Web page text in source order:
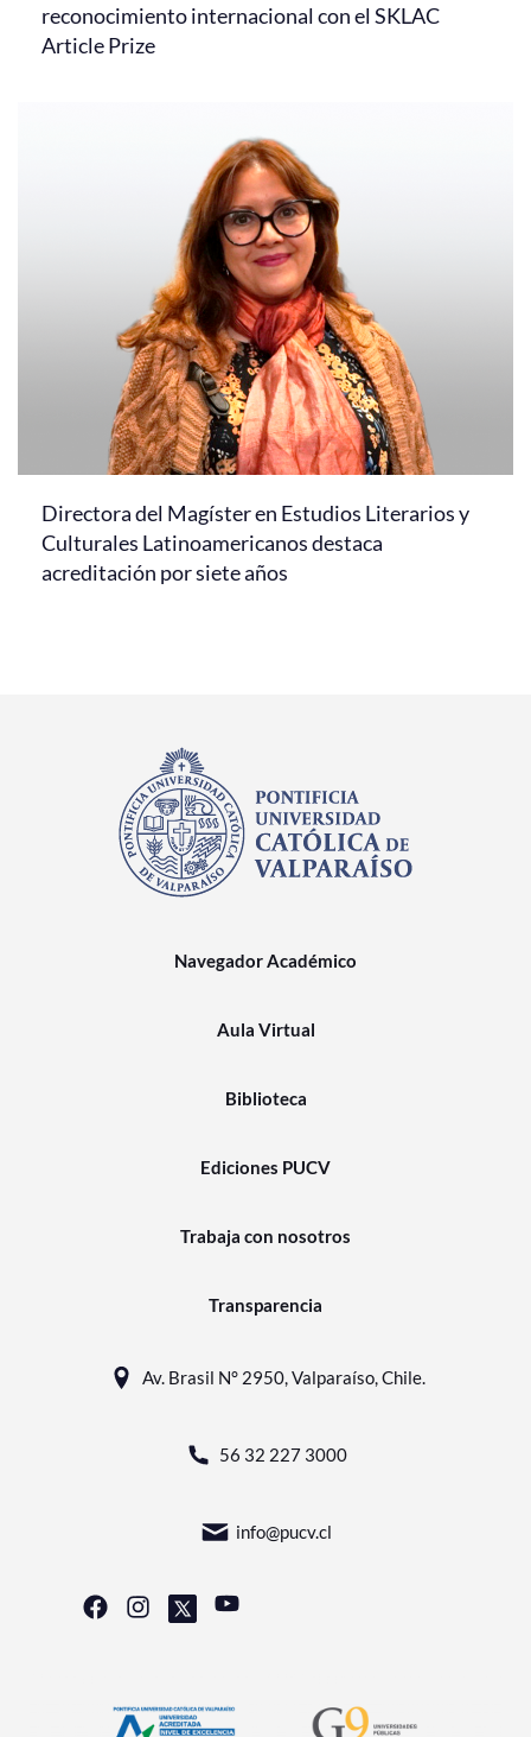
reconocimiento internacional con el SKLAC
Article Prize
Directora del Magíster en Estudios Literarios y
Culturales Latinoamericanos destaca
acreditación por siete años
Navegador Académico
Aula Virtual
Biblioteca
Ediciones PUCV
Trabaja con nosotros
Transparencia
Av. Brasil N° 2950, Valparaíso, Chile.
56 32 227 3000
info@pucv.cl